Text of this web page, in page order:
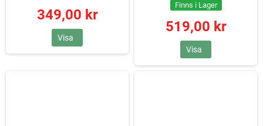
349,00 kr
Visa
Finns i Lager
519,00 kr
Visa